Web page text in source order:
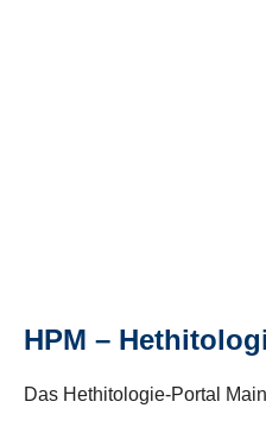
HPM –
Das Hethitologie-Portal